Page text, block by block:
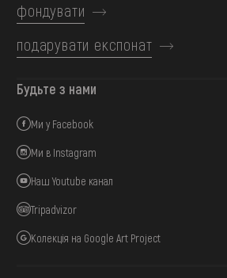
фондувати
подарувати експонат
Будьте з нами
Ми у Facebook
Ми в Instagram
Наш Youtube канал
Tripadvizor
Колекція на Google Art Project